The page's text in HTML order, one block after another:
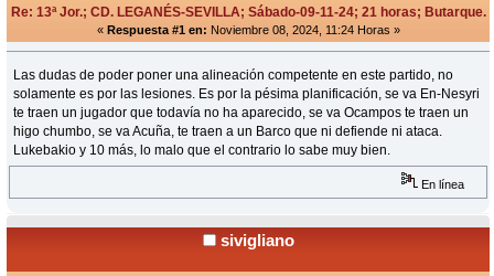
Re: 13ª Jor.; CD. LEGANÉS-SEVILLA; Sábado-09-11-24; 21 horas; Butarque.
« Respuesta #1 en: Noviembre 08, 2024, 11:24 Horas »
Las dudas de poder poner una alineación competente en este partido, no
solamente es por las lesiones. Es por la pésima planificación, se va En-Nesyri
te traen un jugador que todavía no ha aparecido, se va Ocampos te traen un
higo chumbo, se va Acuña, te traen a un Barco que ni defiende ni ataca.
Lukebakio y 10 más, lo malo que el contrario lo sabe muy bien.
En línea
sivigliano